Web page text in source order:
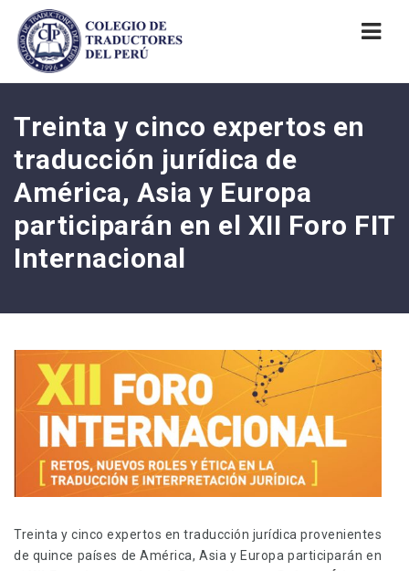
Treinta y cinco expertos en
traducción jurídica de
América, Asia y Europa
participarán en el XII Foro FIT
Internacional
Treinta y cinco expertos en traducción jurídica provenientes
de quince países de América, Asia y Europa participarán en